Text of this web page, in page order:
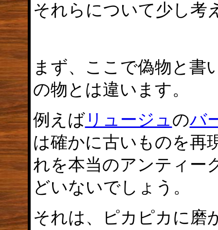
それらについて少し考
まず、ここで偽物と書
の物とは違います。
例えばリュージュのバ
は確かに古いものを再
れを本当のアンティー
どいないでしょう。
それは、ピカピカに磨